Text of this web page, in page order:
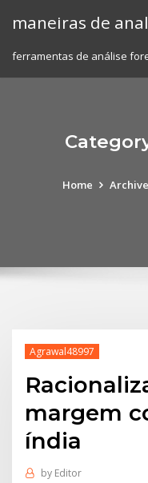
maneiras de
ferramentas de análise
Home
Agrawal48997
margem
índia
by Editor